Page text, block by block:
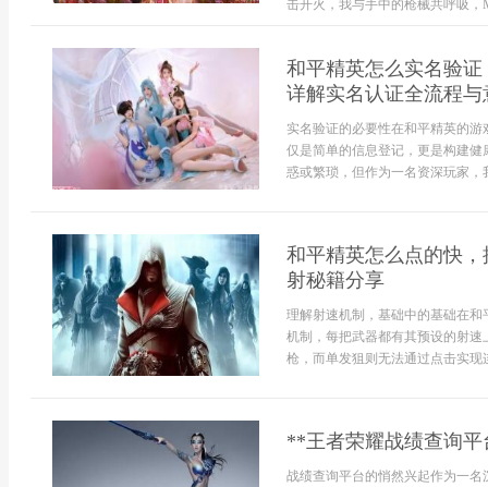
击开火，我与手中的枪械共呼吸，
和平精英怎么实名验
详解实名认证全流程与
实名验证的必要性在和平精英的
仅是简单的信息登记，更是构建
惑或繁琐，但作为一名资深玩家
和平精英怎么点的快
射秘籍分享
理解射速机制，基础中的基础在
机制，每把武器都有其预设的射
枪，而单发狙则无法通过点击实
**王者荣耀战绩查询
战绩查询平台的悄然兴起作为一